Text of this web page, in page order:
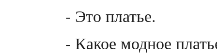
- Это платье.
- Какое модное